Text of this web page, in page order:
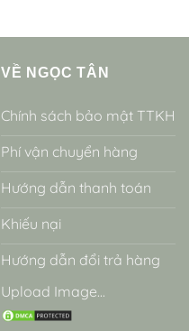
VỀ NGỌC TÂN
Chính sách bảo mật TTKH
Phí vận chuyển hàng
Hướng dẫn thanh toán
Khiếu nại
Hướng dẫn đổi trả hàng
Upload Image...